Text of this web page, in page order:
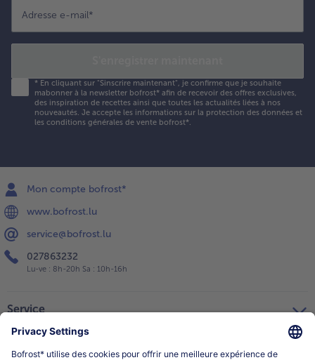
Adresse e-mail*
* En cliquant sur "Sinscrire maintenant", je confirme que je souhaite
mabonner à la newsletter bofrost* afin de recevoir des offres exclusives,
des inspiration de recettes ainsi que toutes les actualités liées à nos
nouveautés. Je accepte les informations sur la protection des données et
les conditions générales de vente bofrost*.
Mon compte bofrost*
www.bofrost.lu
service@bofrost.lu
027863232
Lu-ve : 8h-20h Sa : 10h-16h
Service